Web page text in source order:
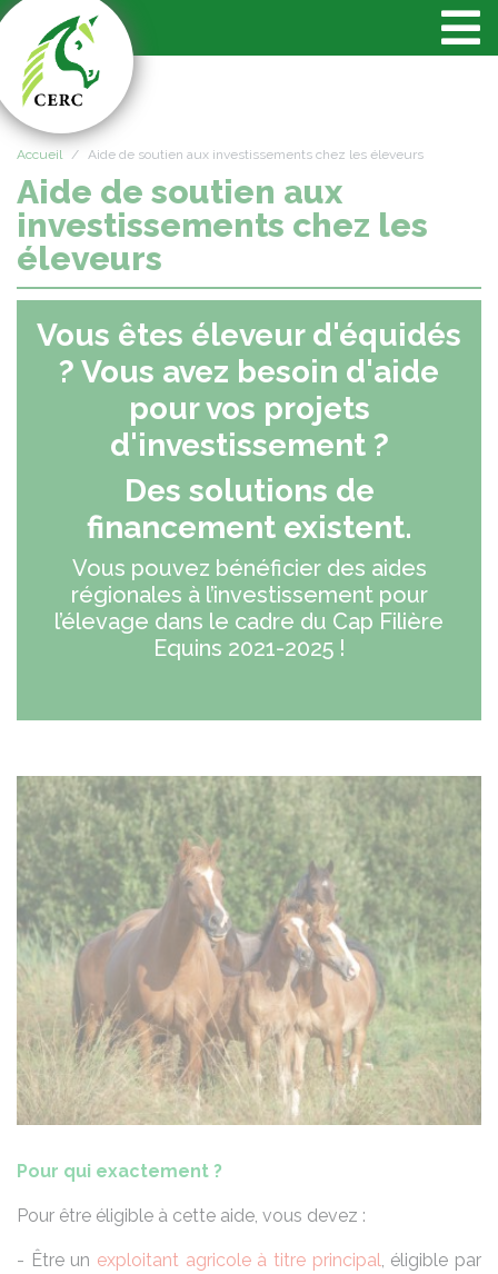
Accueil Aide de soutien aux investissements chez les éleveurs
Aide de soutien aux
investissements chez les
éleveurs
Vous êtes éleveur d'équidés
? Vous avez besoin d'aide
pour vos projets
d'investissement ?
Des solutions de
financement existent.
Vous pouvez bénéficier des aides
régionales à l’investissement pour
l’élevage dans le cadre du Cap Filière
Equins 2021-2025 !
Pour qui exactement ?
Pour être éligible à cette aide, vous devez :
- Être un exploitant agricole à titre principal , éligible par
Panneau de gestion des cookies